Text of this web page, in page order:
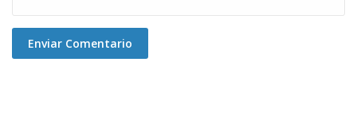
Enviar Comentario